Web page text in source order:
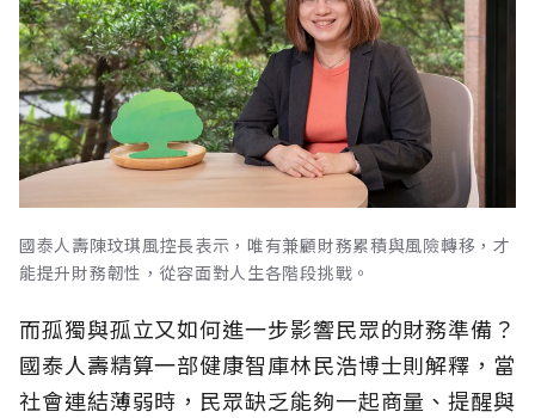
國泰人壽陳玟琪風控長表示，唯有兼顧財務累積與風險轉移，才
能提升財務韌性，從容面對人生各階段挑戰。
而孤獨與孤立又如何進一步影響民眾的財務準備？
國泰人壽精算一部健康智庫林民浩博士則解釋，當
社會連結薄弱時，民眾缺乏能夠一起商量、提醒與